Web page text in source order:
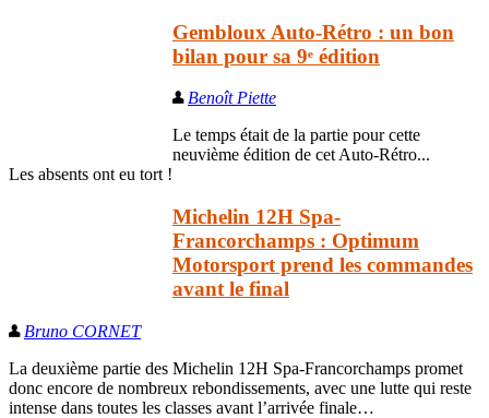
Gembloux Auto-Rétro : un bon
bilan pour sa 9ᵉ édition
Benoît Piette
Le temps était de la partie pour cette
neuvième édition de cet Auto-Rétro...
Les absents ont eu tort !
Michelin 12H Spa-
Francorchamps : Optimum
Motorsport prend les commandes
avant le final
Bruno CORNET
La deuxième partie des Michelin 12H Spa-Francorchamps promet
donc encore de nombreux rebondissements, avec une lutte qui reste
intense dans toutes les classes avant l’arrivée finale…